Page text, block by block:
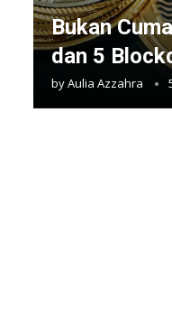
Bukan
dan 5
byAulia Azzahra